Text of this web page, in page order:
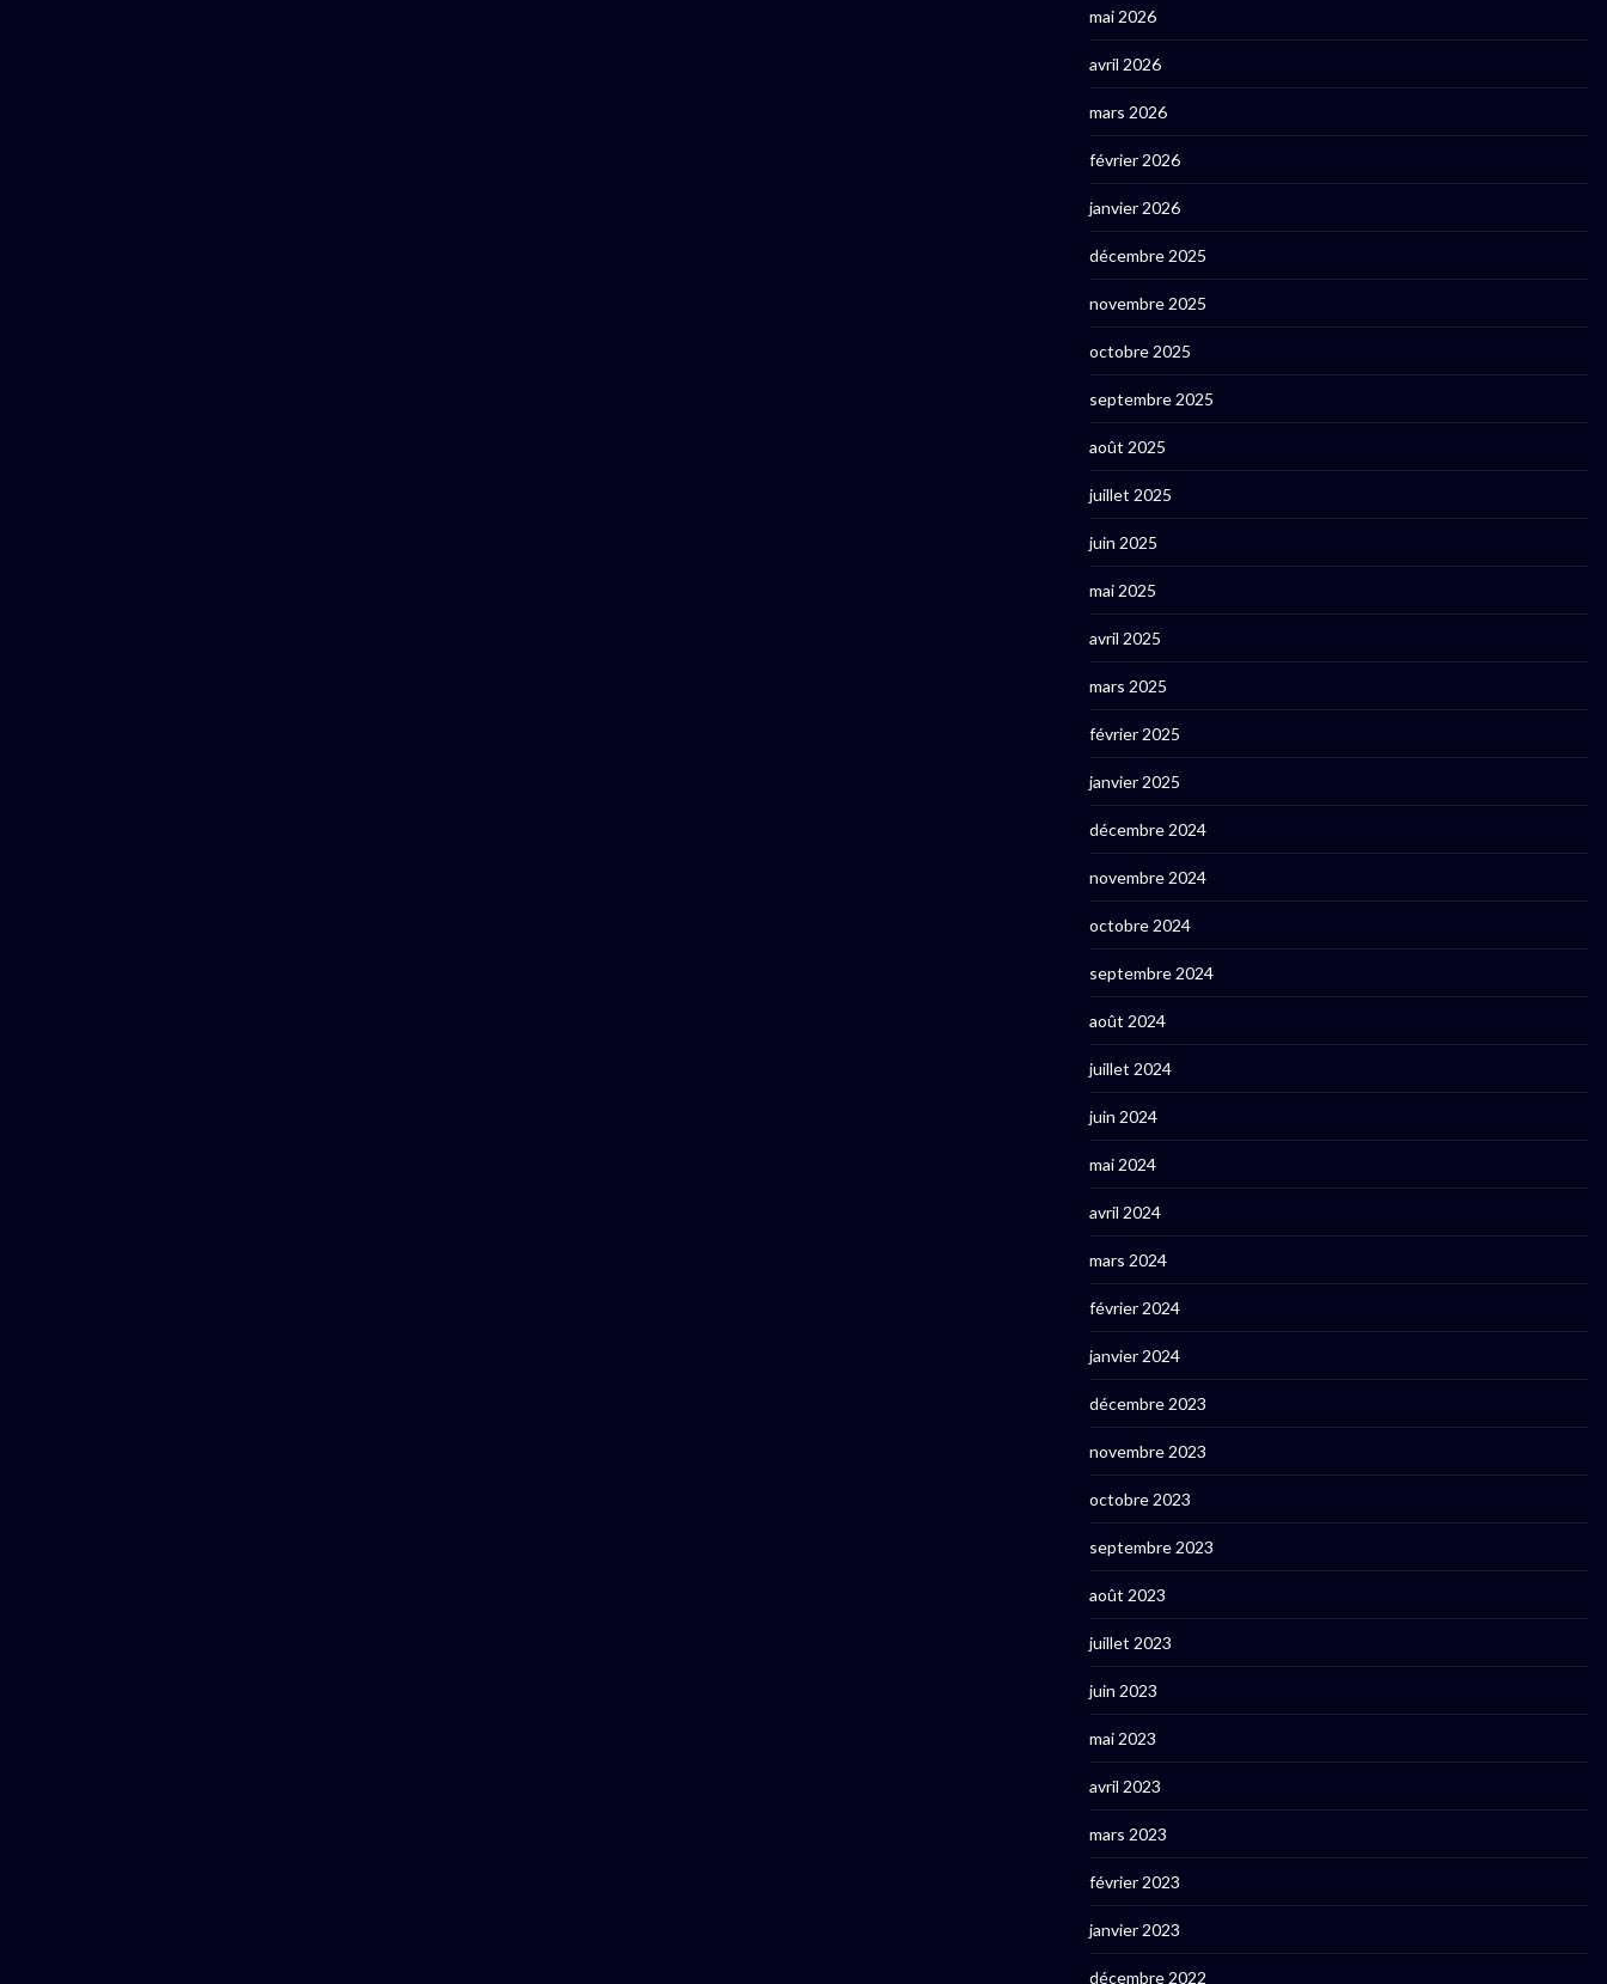
mai 2026
avril 2026
mars 2026
février 2026
janvier 2026
décembre 2025
novembre 2025
octobre 2025
septembre 2025
août 2025
juillet 2025
juin 2025
mai 2025
avril 2025
mars 2025
février 2025
janvier 2025
décembre 2024
novembre 2024
octobre 2024
septembre 2024
août 2024
juillet 2024
juin 2024
mai 2024
avril 2024
mars 2024
février 2024
janvier 2024
décembre 2023
novembre 2023
octobre 2023
septembre 2023
août 2023
juillet 2023
juin 2023
mai 2023
avril 2023
mars 2023
février 2023
janvier 2023
décembre 2022